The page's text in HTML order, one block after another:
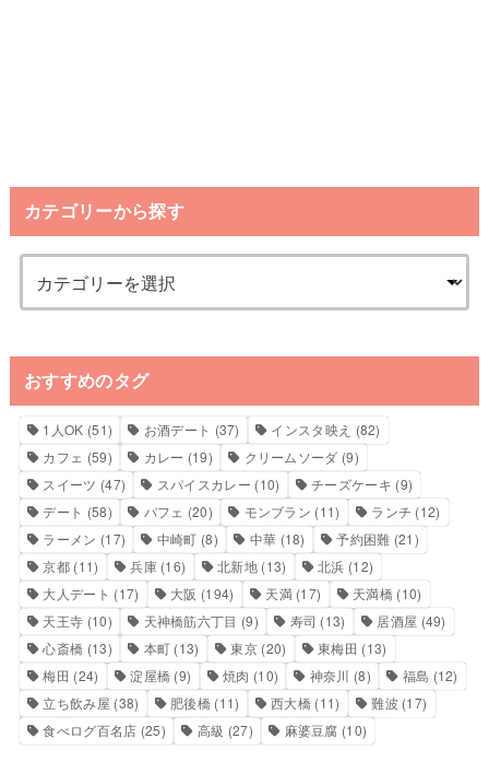
カテゴリーから探す
おすすめのタグ
1人OK (51) お酒デート (37) インスタ映え (82)
カフェ (59) カレー (19) クリームソーダ (9)
スイーツ (47) スパイスカレー (10) チーズケーキ (9)
デート (58) パフェ (20) モンブラン (11) ランチ (12)
ラーメン (17) 中崎町 (8) 中華 (18) 予約困難 (21)
京都 (11) 兵庫(16) 北新地(13) 北浜 (12)
大人デート (17) 大阪 (194) 天満(17) 天満橋(10)
天王寺 (10) 天神橋筋六丁目 (9) 寿司 (13) 居酒屋 (49)
心斎橋 (13) 本町 (13) 東京(20) 東梅田 (13)
梅田 (24) 淀屋橋 (9) 焼肉 (10) 神奈川 (8) 福島 (12)
立ち飲み屋 (38) 肥後橋 (11) 西大橋 (11) 難波 (17)
食べログ百名店 (25) 高級 (27) 麻婆豆腐 (10)